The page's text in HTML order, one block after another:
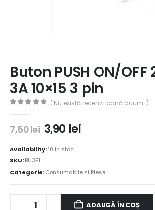
Buton PUSH ON/OFF
3A 10×15 3 pin
( Nu există recenzii până acum. )
7,50lei 3,90 lei
Availability:10 în stoc
SKU:BU3P1
Categorie:Consumabile si Piese
ADAUGĂ ÎN COȘ